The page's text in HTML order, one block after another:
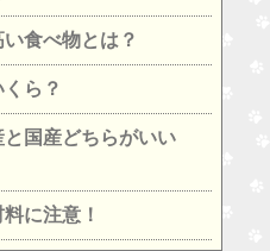
食べ物とは？
ら？
国産どちらがいい
に注意！